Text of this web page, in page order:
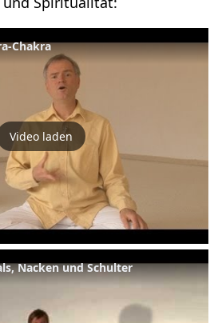
Chakra
Video laden
Nacken und Schulter